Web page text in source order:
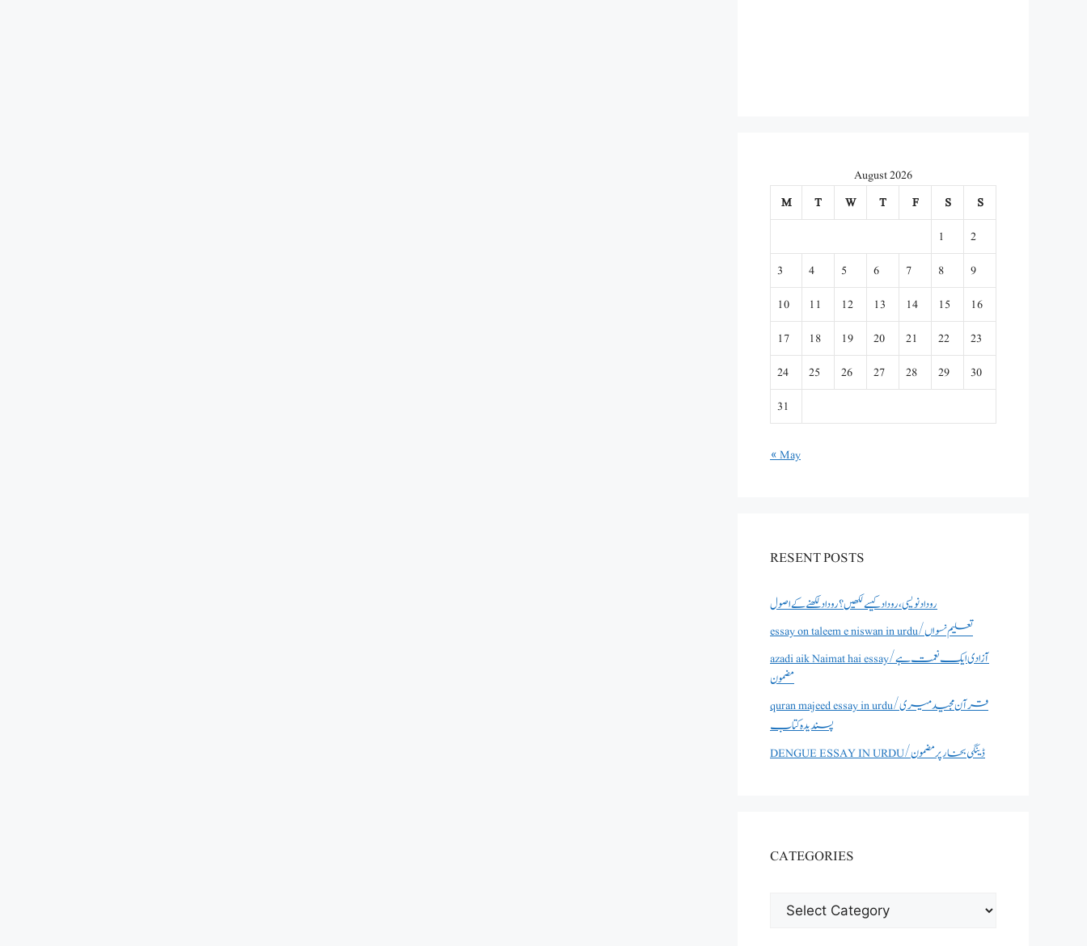
August 2026
M
T W T F S
S
1
2
3
4 5 6 7 8
9
10
11 12 13 14 15
16
17
18 19 20 21 22
23
24
25 26 27 28 29
30
31
« May
RESENT POSTS
روداد نویسی ،روداد کیسے لکھیں؟ روداد لکھنے کے اصول
essay on taleem e niswan in urdu/تعلیم نسواں
azadi aik Naimat hai essay/آزادی ایک نعمت ہے
مضمون
quran majeed essay in urdu/قرآن مجید میری
پسندیدہ کتاب
DENGUE ESSAY IN URDU/ڈینگی بخار پر مضمون
CATEGORIES
CATEGORIES